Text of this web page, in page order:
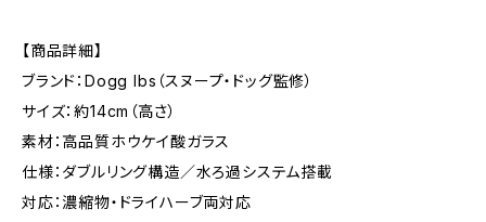
【商品詳細】
ブランド：Dogg lbs（スヌープ・ドッグ監修）
サイズ：約14cm（高さ）
素材：高品質ホウケイ酸ガラス
仕様：ダブルリング構造／水ろ過システム搭載
対応：濃縮物・ドライハーブ両対応